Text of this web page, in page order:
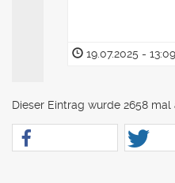
19.07.2025 -
Dieser Eintrag wurde 2658 mal